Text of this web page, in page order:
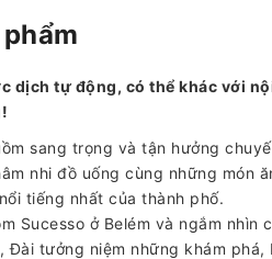
dịch tự động, có thể khác với
sang trọng và tận hưởng
nhi đồ uống cùng những món
tiếng nhất của thành phố.
Sucesso ở Belém và ngắm
Đài tưởng niệm những khám